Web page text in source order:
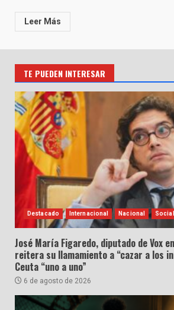
Leer Más
TE PUEDEN INTERESAR
Destacado Internacional Nacional Social
José María Figaredo, diputado de Vox
reitera su llamamiento a “cazar a los
Ceuta “uno a uno”
6 de agosto de 2026